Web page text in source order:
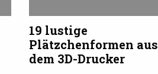
19 lustige
Plätzchenformen aus
dem 3D-Drucker